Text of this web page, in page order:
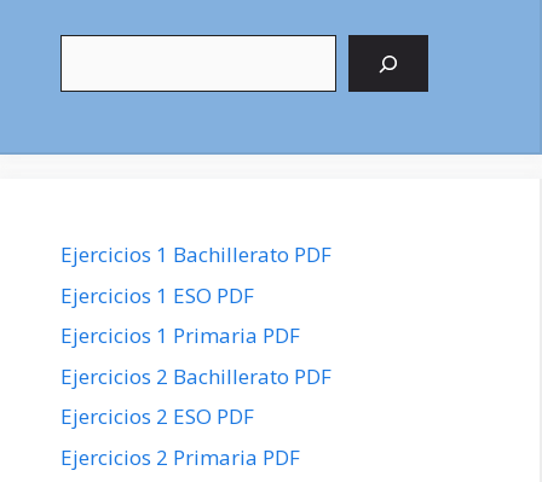
Ejercicios 1 Bachillerato PDF
Ejercicios 1 ESO PDF
Ejercicios 1 Primaria PDF
Ejercicios 2 Bachillerato PDF
Ejercicios 2 ESO PDF
Ejercicios 2 Primaria PDF